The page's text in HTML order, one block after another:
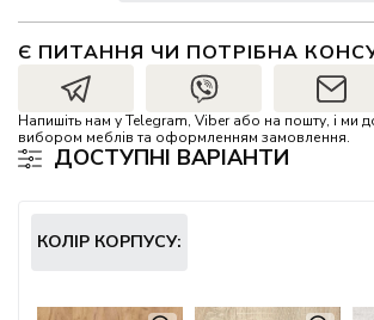
Є ПИТАННЯ ЧИ ПОТРІБНА
Напишіть нам у Telegram, Viber або на пошту, і ми
вибором меблів та оформленням замовлення.
ДОСТУПНІ ВАРІАНТИ
КОЛІР КОРПУСУ: